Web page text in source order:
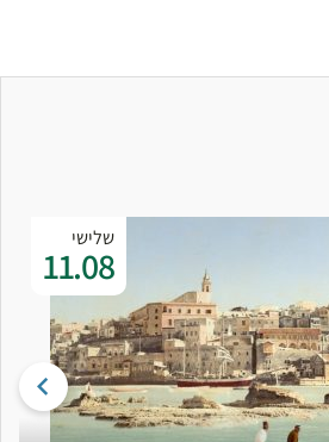
שלישי
11.08